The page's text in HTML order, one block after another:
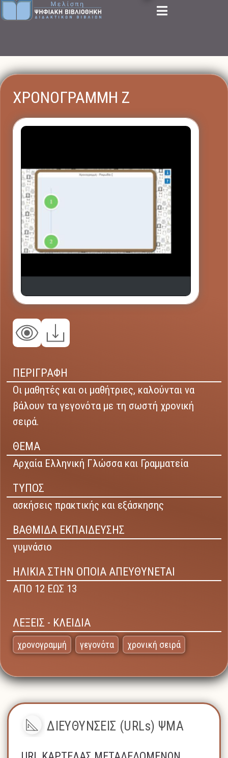
ΧΡΟΝΟΓΡΑΜΜΗ Ζ
ΠΕΡΙΓΡΑΦΗ
Οι μαθητές και οι μαθήτριες, καλούνται να
βάλουν τα γεγονότα με τη σωστή χρονική
σειρά.
ΘΕΜΑ
Αρχαία Ελληνική Γλώσσα και Γραμματεία
ΤΥΠΟΣ
ασκήσεις πρακτικής και εξάσκησης
ΒΑΘΜΙΔΑ ΕΚΠΑΙΔΕΥΣΗΣ
γυμνάσιο
ΗΛΙΚΙΑ ΣΤΗΝ ΟΠΟΙΑ ΑΠΕΥΘΥΝΕΤΑΙ
ΑΠΟ 12 ΕΩΣ 13
ΛΕΞΕΙΣ - ΚΛΕΙΔΙΑ
χρονογραμμή γεγονότα χρονική σειρά
ΔΙΕΥΘΥΝΣΕΙΣ (URLs) ΨΜΑ